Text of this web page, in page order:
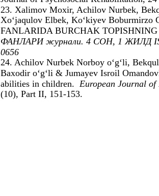
23. Xalimov Moxir, Achilov Nurbek,
Xo‘jaqulov Elbek, Ko‘kiyev
FANLARIDA BURCHAK
ФАНЛАРИ журнали. 4 СОН, 1 ЖИЛД
0656
24. Achilov Nurbek Norboy o‘g‘li,
Baxodir o‘g‘li & Jumayev Isroil
abilities in children. European Journal of
(10), Part II, 151-153.